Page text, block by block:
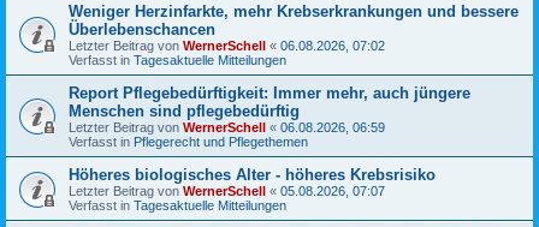
Weniger Herzinfarkte, mehr Krebserkrankungen und bessere
Überlebenschancen
Letzter Beitrag von WernerSchell « 06.08.2026, 07:02
Verfasst in Tagesaktuelle Mitteilungen
Report Pflegebedürftigkeit: Immer mehr, auch jüngere
Menschen sind pflegebedürftig
Letzter Beitrag von WernerSchell « 06.08.2026, 06:59
Verfasst in Pflegerecht und Pflegethemen
Höheres biologisches Alter - höheres Krebsrisiko
Letzter Beitrag von WernerSchell « 05.08.2026, 07:07
Verfasst in Tagesaktuelle Mitteilungen